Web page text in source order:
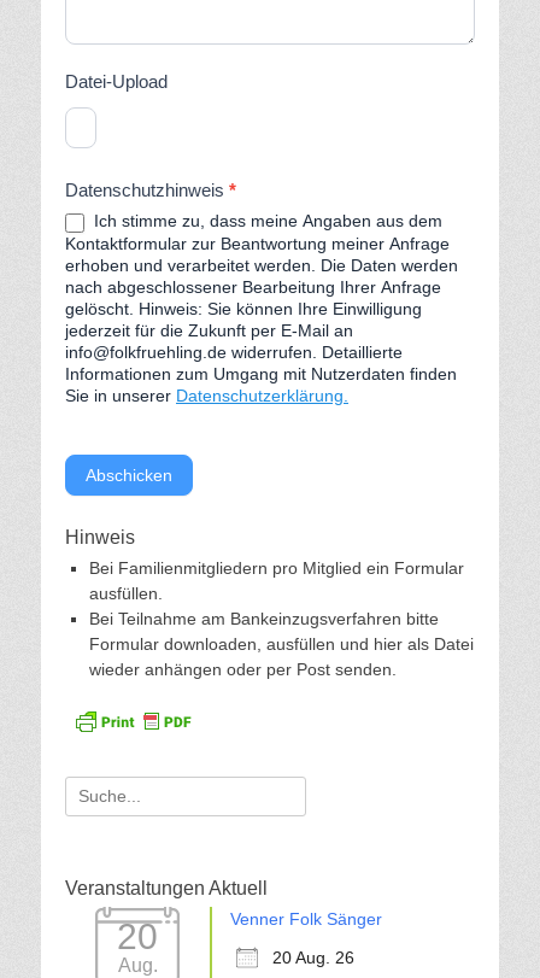
Datei-Upload
Datenschutzhinweis *
Ich stimme zu, dass meine Angaben aus dem
Kontaktformular zur Beantwortung meiner Anfrage
erhoben und verarbeitet werden. Die Daten werden
nach abgeschlossener Bearbeitung Ihrer Anfrage
gelöscht. Hinweis: Sie können Ihre Einwilligung
jederzeit für die Zukunft per E-Mail an
info@folkfruehling.de widerrufen. Detaillierte
Informationen zum Umgang mit Nutzerdaten finden
Sie in unserer Datenschutzerklärung.
Abschicken
Hinweis
Bei Familienmitgliedern pro Mitglied ein Formular
ausfüllen.
Bei Teilnahme am Bankeinzugsverfahren bitte
Formular downloaden, ausfüllen und hier als Datei
wieder anhängen oder per Post senden.
Suche
für:
Veranstaltungen Aktuell
20
Aug.
Venner Folk Sänger
20 Aug. 26